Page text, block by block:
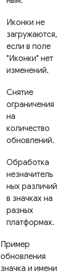
Иконки не
загружаются,
если в поле
"Иконки" нет
изменений.
Снятие
ограничения
на
количество
обновлений.
Обработка
незначитель
ных различий
в значках на
разных
платформах.
Пример
обновления
значка и имени